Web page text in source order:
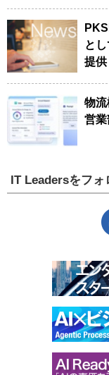
と
提供
物
営
IT Leadersをフォ